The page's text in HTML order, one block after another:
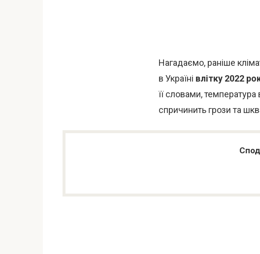
Нагадаємо, раніше
в Україні влітку 2022
її словами,
спричинить грози та